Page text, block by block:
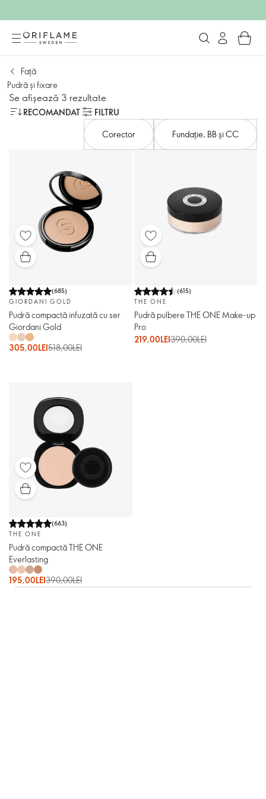
Față
Pudră și fixare​
Se afișează 3 rezultate
RECOMANDAT
FILTRU
Corector
Fundație, BB și CC
(685)
GIORDANI GOLD
Pudră compactă infuzată cu ser
Giordani Gold
305,00LEI518,00LEI
(615)
THE ONE
Pudră pulbere THE ONE Make-up
Pro
219,00LEI390,00LEI
(663)
THE ONE
Pudră compactă THE ONE
Everlasting
195,00LEI390,00LEI